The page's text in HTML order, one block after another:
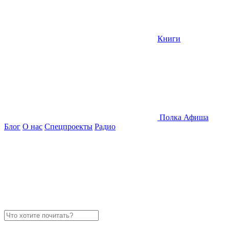
Книги
Полка Афиша
Блог О нас Спецпроекты Радио